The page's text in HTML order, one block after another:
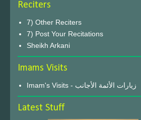
Reciters
7) Other Reciters
7) Post Your Recitations
Sheikh Arkani
Imams Visits
Imam's Visits - زيارات الأئمة الأجانب
Latest Stuff